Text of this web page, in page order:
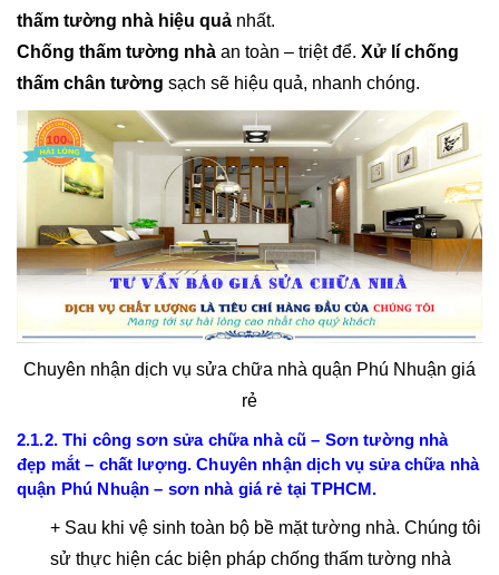
thấm tường nhà hiệu quả nhất.
Chống thấm tường nhà an toàn – triệt để. Xử lí chống
thấm chân tường sạch sẽ hiệu quả, nhanh chóng.
Chuyên nhận dịch vụ sửa chữa nhà quận Phú Nhuận giá
rẻ
2.1.2. Thi công sơn sửa chữa nhà cũ – Sơn tường nhà
đẹp mắt – chất lượng. Chuyên nhận dịch vụ sửa chữa nhà
quận Phú Nhuận – sơn nhà giá rẻ tại TPHCM.
+ Sau khi vệ sinh toàn bộ bề mặt tường nhà. Chúng tôi
sử thực hiện các biện pháp chống thấm tường nhà